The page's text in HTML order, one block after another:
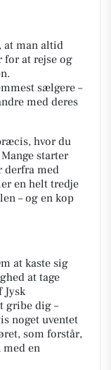
at man altid
for at rejse og
sælgere –
med deres
hvor du
starter
derfra med
en helt tredje
– og en kop
at kaste sig
at tage
Jysk
gribe dig –
noget uventet
som forstår,
med en